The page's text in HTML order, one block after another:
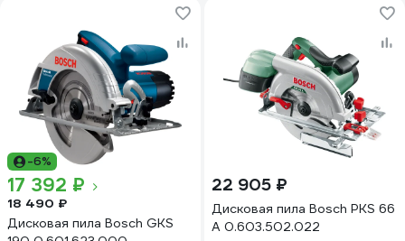
-6%
17 392 ₽
18 490 ₽
Дисковая пила Bosch GKS
22 905 ₽
Дисковая пила Bosch PKS 66
A 0.603.502.022